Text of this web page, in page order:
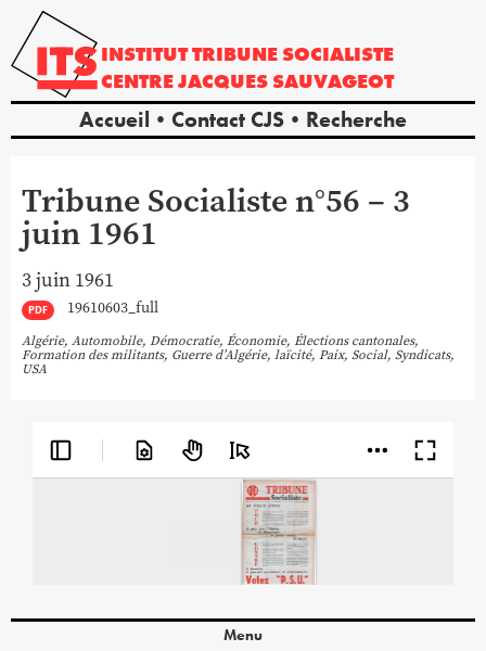
INSTITUTTRIBUNE SOCIALISTE
CENTREJACQUES SAUVAGEOT
Accueil Contact CJS Recherche
Tribune Socialiste n°56 – 3
juin 1961
3 juin 1961
PDF 19610603_full
Algérie, Automobile, Démocratie, Économie, Élections cantonales,
Formation des militants, Guerre d’Algérie, laïcité, Paix, Social, Syndicats,
USA
Menu